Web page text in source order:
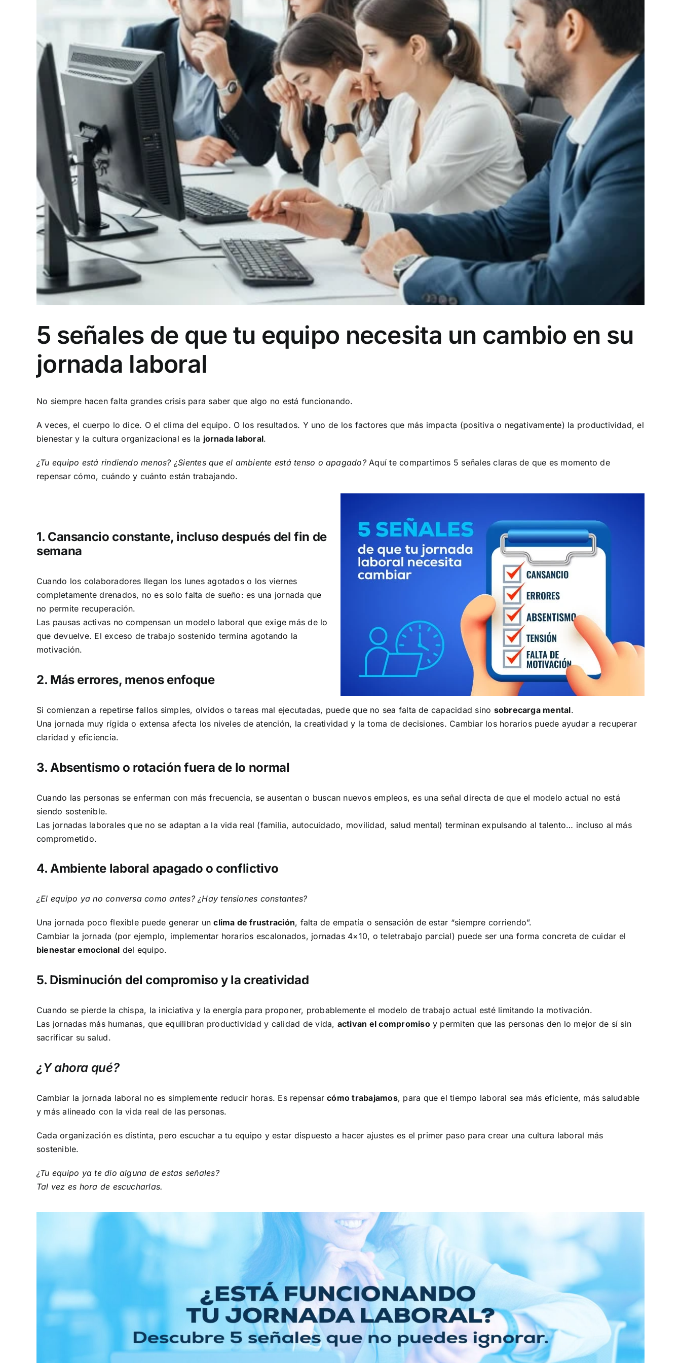
5 señales de que tu equipo necesita un cambio en su
jornada laboral
No siempre hacen falta grandes crisis para saber que algo no está funcionando.
A veces, el cuerpo lo dice. O el clima del equipo. O los resultados. Y uno de los factores que más impacta (positiva o negativamente) la productividad, el
bienestar y la cultura organizacional es la jornada laboral.
¿Tu equipo está rindiendo menos? ¿Sientes que el ambiente está tenso o apagado?Aquí te compartimos 5 señales claras de que es momento de
repensar cómo, cuándo y cuánto están trabajando.
1. Cansancio constante, incluso después del fin de
semana
Cuando los colaboradores llegan los lunes agotados o los viernes
completamente drenados, no es solo falta de sueño: es una jornada que
no permite recuperación.
Las pausas activas no compensan un modelo laboral que exige más de lo
que devuelve. El exceso de trabajo sostenido termina agotando la
motivación.
2. Más errores, menos enfoque
Si comienzan a repetirse fallos simples, olvidos o tareas mal ejecutadas, puede que no sea falta de capacidad sino sobrecarga mental.
Una jornada muy rígida o extensa afecta los niveles de atención, la creatividad y la toma de decisiones. Cambiar los horarios puede ayudar a recuperar
claridad y eficiencia.
3. Absentismo o rotación fuera de lo normal
Cuando las personas se enferman con más frecuencia, se ausentan o buscan nuevos empleos, es una señal directa de que el modelo actual no está
siendo sostenible.
Las jornadas laborales que no se adaptan a la vida real (familia, autocuidado, movilidad, salud mental) terminan expulsando al talento… incluso al más
comprometido.
4. Ambiente laboral apagado o conflictivo
¿El equipo ya no conversa como antes? ¿Hay tensiones constantes?
Una jornada poco flexible puede generar unclima de frustración, falta de empatía o sensación de estar “siempre corriendo”.
Cambiar la jornada (por ejemplo, implementar horarios escalonados, jornadas 4×10, o teletrabajo parcial) puede ser una forma concreta de cuidar el
bienestar emocional del equipo.
5. Disminución del compromiso y la creatividad
Cuando se pierde la chispa, la iniciativa y la energía para proponer, probablemente el modelo de trabajo actual esté limitando la motivación.
Las jornadas más humanas, que equilibran productividad y calidad de vida, activan el compromisoy permiten que las personas den lo mejor de sí sin
sacrificar su salud.
¿Y ahora qué?
Cambiar la jornada laboral no es simplemente reducir horas. Es repensarcómo trabajamos, para que el tiempo laboral sea más eficiente, más saludable
y más alineado con la vida real de las personas.
Cada organización es distinta, pero escuchar a tu equipo y estar dispuesto a hacer ajustes es el primer paso para crear una cultura laboral más
sostenible.
¿Tu equipo ya te dio alguna de estas señales?
Tal vez es hora de escucharlas.